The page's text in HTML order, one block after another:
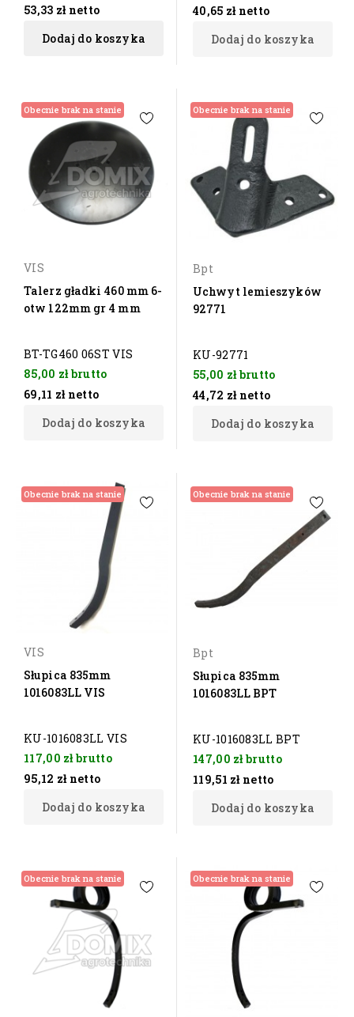
53,33 zł netto
Dodaj do koszyka
40,65 zł netto
Dodaj do koszyka
Obecnie brak na stanie
VIS
Talerz gładki 460 mm 6-
otw 122mm gr 4 mm
BT-TG460 06ST VIS
85,00 złbrutto
69,11 zł netto
Dodaj do koszyka
Obecnie brak na stanie
Bpt
Uchwyt lemieszyków
92771
KU-92771
55,00 złbrutto
44,72 zł netto
Dodaj do koszyka
Obecnie brak na stanie
VIS
Słupica 835mm
1016083LL VIS
KU-1016083LL VIS
117,00 złbrutto
95,12 zł netto
Dodaj do koszyka
Obecnie brak na stanie
Bpt
Słupica 835mm
1016083LL BPT
KU-1016083LL BPT
147,00 złbrutto
119,51 zł netto
Dodaj do koszyka
Obecnie brak na stanie Obecnie brak na stanie